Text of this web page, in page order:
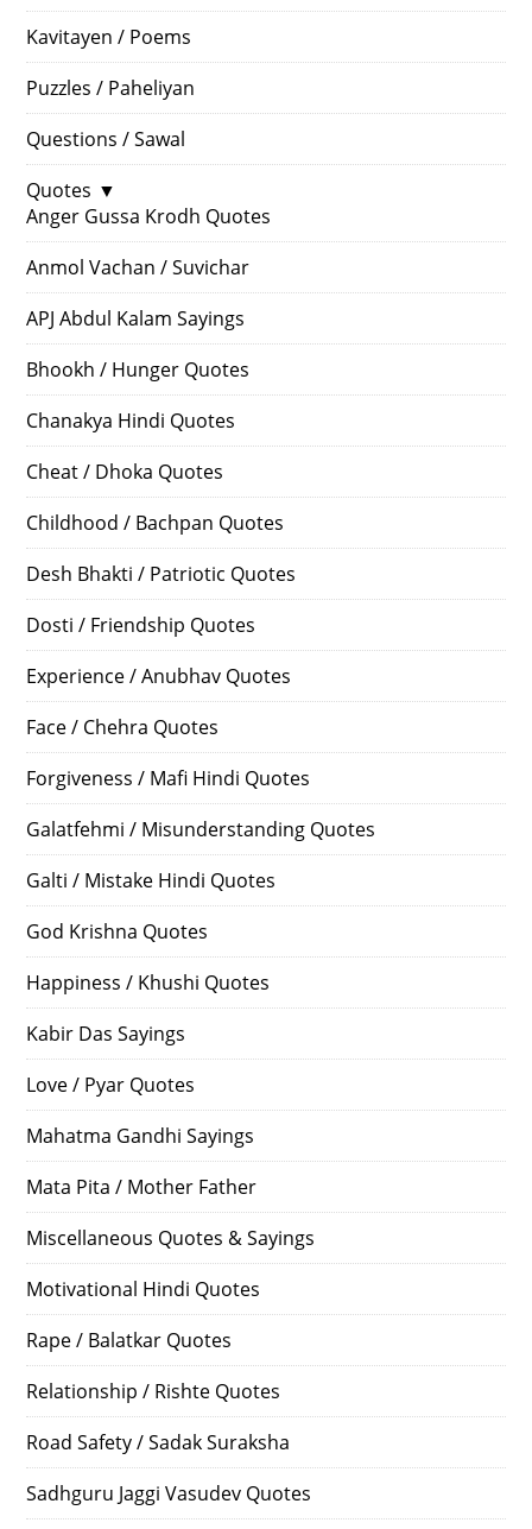
Kavitayen / Poems
Puzzles / Paheliyan
Questions / Sawal
Quotes ▼
Anger Gussa Krodh Quotes
Anmol Vachan / Suvichar
APJ Abdul Kalam Sayings
Bhookh / Hunger Quotes
Chanakya Hindi Quotes
Cheat / Dhoka Quotes
Childhood / Bachpan Quotes
Desh Bhakti / Patriotic Quotes
Dosti / Friendship Quotes
Experience / Anubhav Quotes
Face / Chehra Quotes
Forgiveness / Mafi Hindi Quotes
Galatfehmi / Misunderstanding Quotes
Galti / Mistake Hindi Quotes
God Krishna Quotes
Happiness / Khushi Quotes
Kabir Das Sayings
Love / Pyar Quotes
Mahatma Gandhi Sayings
Mata Pita / Mother Father
Miscellaneous Quotes & Sayings
Motivational Hindi Quotes
Rape / Balatkar Quotes
Relationship / Rishte Quotes
Road Safety / Sadak Suraksha
Sadhguru Jaggi Vasudev Quotes